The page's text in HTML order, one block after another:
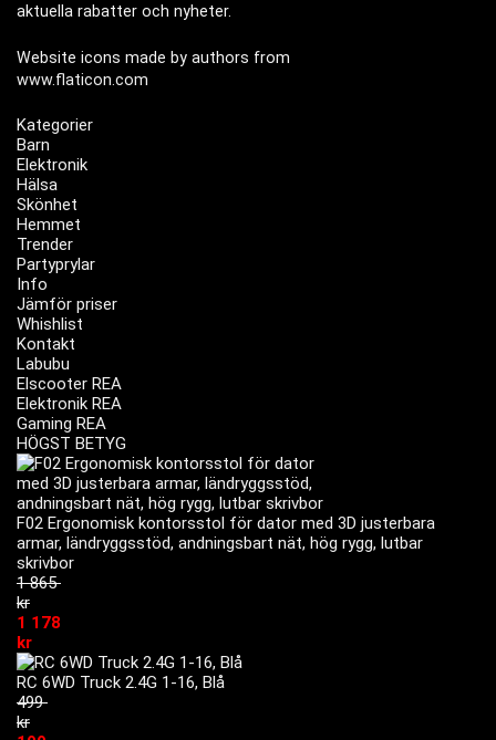
aktuella rabatter och nyheter.
Website icons made by authors from
www.flaticon.com
Kategorier
Barn
Elektronik
Hälsa
Skönhet
Hemmet
Trender
Partyprylar
Info
Jämför priser
Whishlist
Kontakt
Labubu
Elscooter REA
Elektronik REA
Gaming REA
HÖGST BETYG
F02 Ergonomisk kontorsstol för dator med 3D justerbara
armar, ländryggsstöd, andningsbart nät, hög rygg, lutbar
skrivbor
1 865
kr
1 178
kr
RC 6WD Truck 2.4G 1-16, Blå
499
kr